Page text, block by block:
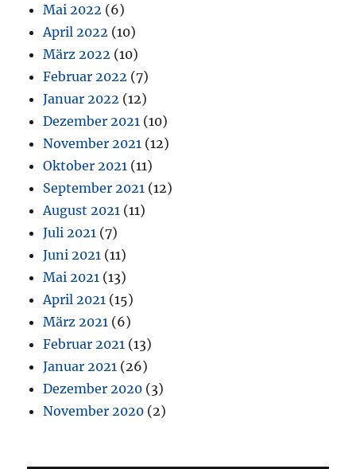
Mai 2022 (6)
April 2022 (10)
März 2022 (10)
Februar 2022 (7)
Januar 2022 (12)
Dezember 2021 (10)
November 2021 (12)
Oktober 2021 (11)
September 2021 (12)
August 2021 (11)
Juli 2021 (7)
Juni 2021 (11)
Mai 2021 (13)
April 2021 (15)
März 2021 (6)
Februar 2021 (13)
Januar 2021 (26)
Dezember 2020 (3)
November 2020 (2)